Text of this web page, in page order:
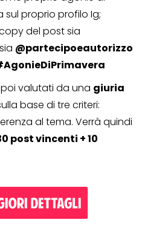
proprio profilo Ig;
del post sia
sia @partecipoeautorizzo
valutati da una giuria
base di tre criteri:
al tema. Verrà quindi
post vincenti + 10